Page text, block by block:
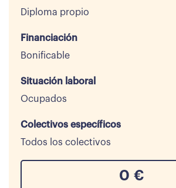
Diploma propio
Financiación
Bonificable
Situación laboral
Ocupados
Colectivos específicos
Todos los colectivos
0 €